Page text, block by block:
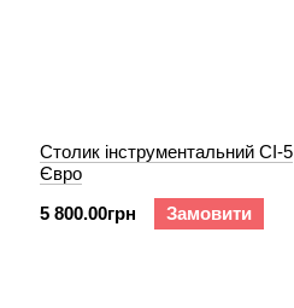
Столик інструментальний СІ-5
Євро
5 800.00грн
Замовити